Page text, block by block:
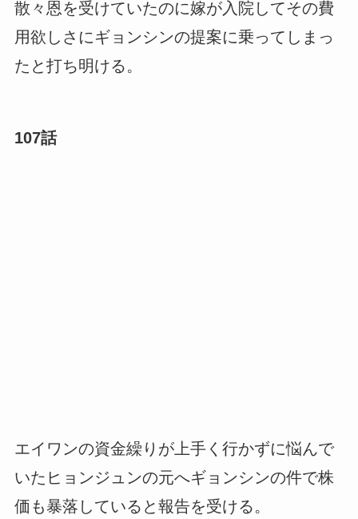
散々恩を受けていたのに嫁が入院してその費
用欲しさにギョンシンの提案に乗ってしまっ
たと打ち明ける。
107話
エイワンの資金繰りが上手く行かずに悩んで
いたヒョンジュンの元へギョンシンの件で株
価も暴落していると報告を受ける。